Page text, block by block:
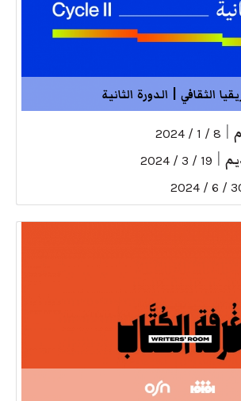
الثقافي | الدورة الثانية
8 / 1 / 2024
19 / 3 / 2024
30 / 6 /